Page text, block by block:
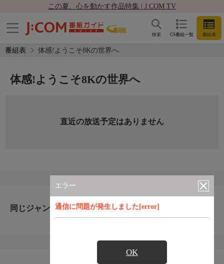
この夏、心を動かす作品特集 | J:COM TV
CS番組一覧 番組表
検索
番組表 体感!ようこそ8Kの世界へ
エラー
通信に問題が発生しました[error]
OK
体感!ようこそ8Kの世界へ
直近の放送予定はありません
同じジャンルのおすすめ番組